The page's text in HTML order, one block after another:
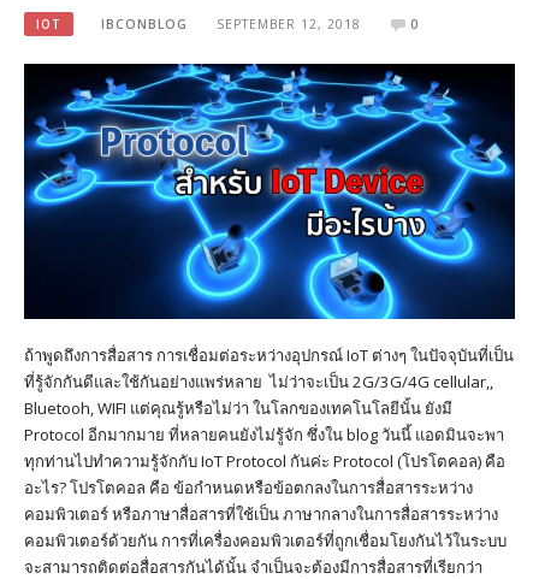
IOT IBCONBLOG SEPTEMBER 12, 2018 0
ถ้าพูดถึงการสื่อสาร การเชื่อมต่อระหว่างอุปกรณ์ IoT ต่างๆ ในปัจจุบันที่เป็น
ที่รู้จักกันดีและใช้กันอย่างแพร่หลาย ไม่ว่าจะเป็น 2G/3G/4G cellular,,
Bluetooh, WIFI แต่คุณรู้หรือไม่ว่า ในโลกของเทคโนโลยีนั้น ยังมี
Protocol อีกมากมาย ที่หลายคนยังไม่รู้จัก ซึ่งใน blog วันนี้ แอดมินจะพา
ทุกท่านไปทำความรู้จักกับ IoT Protocol กันค่ะ Protocol (โปรโตคอล) คือ
อะไร? โปรโตคอล คือ ข้อกำหนดหรือข้อตกลงในการสื่อสารระหว่าง
คอมพิวเตอร์ หรือภาษาสื่อสารที่ใช้เป็น ภาษากลางในการสื่อสารระหว่าง
คอมพิวเตอร์ด้วยกัน การที่เครื่องคอมพิวเตอร์ที่ถูกเชื่อมโยงกันไว้ในระบบ
จะสามารถติดต่อสื่อสารกันได้นั้น จำเป็นจะต้องมีการสื่อสารที่เรียกว่า